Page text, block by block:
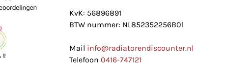
KvK: 56896891
BTW nummer: NL852352256B01
Mail info@radiatorendiscounter.nl
Telefoon 0416-747121